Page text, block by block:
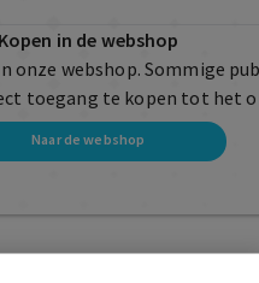
Kopen in de webshop
onze webshop. Sommige
toegang te kopen tot het
Naar de webshop